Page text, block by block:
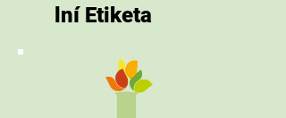
lní Etiketa